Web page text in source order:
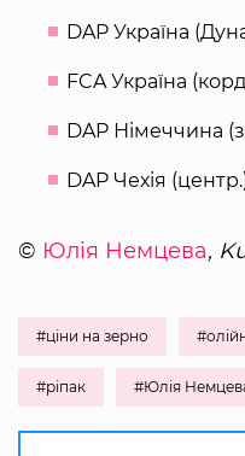
DAP Україна
FCA Україна
DAP Німеччина
DAP Чехія
© Юлія Немцева,
#ціни на зерно
#ріпак #Юлія